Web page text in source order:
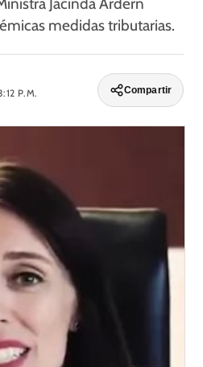
medidas tributarias.
P.M.
Compartir